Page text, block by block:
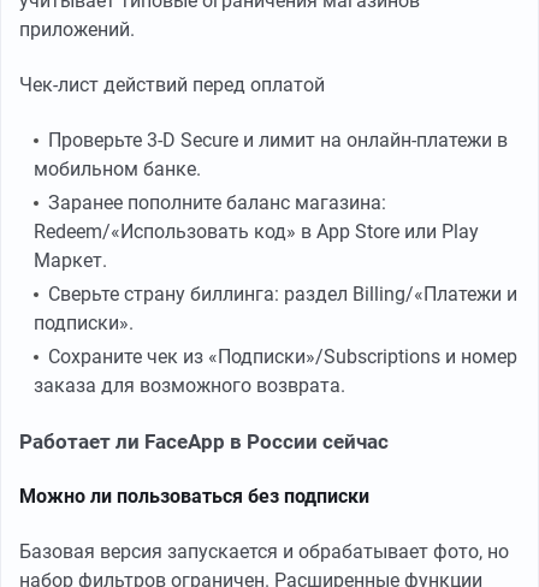
приложений.
Чек-лист действий перед оплатой
Проверьте 3-D Secure и лимит на онлайн-платежи в
мобильном банке.
Заранее пополните баланс магазина:
Redeem/«Использовать код» в App Store или Play
Маркет.
Сверьте страну биллинга: раздел Billing/«Платежи и
подписки».
Сохраните чек из «Подписки»/Subscriptions и номер
заказа для возможного возврата.
Работает ли FaceApp в России сейчас
Можно ли пользоваться без подписки
Базовая версия запускается и обрабатывает фото, но
набор фильтров ограничен. Расширенные функции